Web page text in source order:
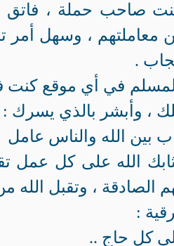
صاحب حملة ، فاتق
معاملتهم ، وسهل أمر
.
في أي موقع كنت
، وأبشر بالذي يسرك :
بين الله والناس
الله على كل عمل
الصادقة ، وتقبل الله
:
إلى كل حاج ..